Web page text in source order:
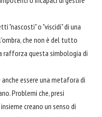
"nascosti" o "viscidi" di una
che non è del tutto
rafforza questa simbologia di
essere una metafora di
Problemi che, presi
creano un senso di